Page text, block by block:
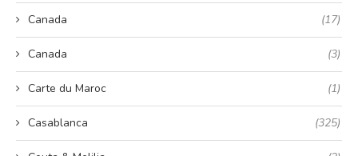
Canada (17)
Canada (3)
Carte du Maroc (1)
Casablanca (325)